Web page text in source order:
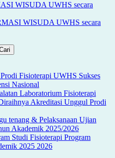
WISUDA UWHS secara
Fisioterapi UWHS Sukses
Nasional
Laboratorium Fisioterapi
Akreditasi Unggul Prodi
tenang & Pelaksanaan Ujian
Akademik 2025/2026
Studi Fisioterapi Program
2025 2026